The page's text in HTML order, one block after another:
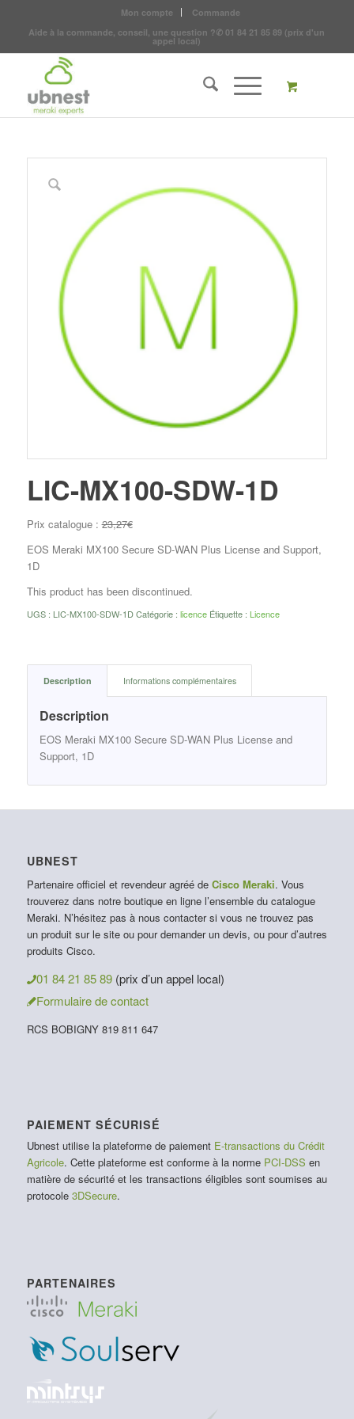
Mon compte
Commande
Aide à la commande, conseil, une question ?✆ 01 84 21 85 89 (prix d'un
appel local)
LIC-MX100-SDW-1D
Prix catalogue :23,27€
EOS Meraki MX100 Secure SD-WAN Plus License and Support,
1D
This product has been discontinued.
UGS : LIC-MX100-SDW-1D Catégorie : licence Étiquette : Licence
Description Informations complémentaires
Description
EOS Meraki MX100 Secure SD-WAN Plus License and
Support, 1D
UBNEST
Partenaire officiel et revendeur agréé de Cisco Meraki. Vous
trouverez dans notre boutique en ligne l’ensemble du catalogue
Meraki. N’hésitez pas à nous contacter si vous ne trouvez pas
un produit sur le site ou pour demander un devis, ou pour d’autres
produits Cisco.
01 84 21 85 89 (prix d’un appel local)
Formulaire de contact
RCS BOBIGNY 819 811 647
PAIEMENT SÉCURISÉ
Ubnest utilise la plateforme de paiement E-transactions du Crédit
Agricole. Cette plateforme est conforme à la norme PCI-DSS en
matière de sécurité et les transactions éligibles sont soumises au
protocole 3DSecure.
PARTENAIRES